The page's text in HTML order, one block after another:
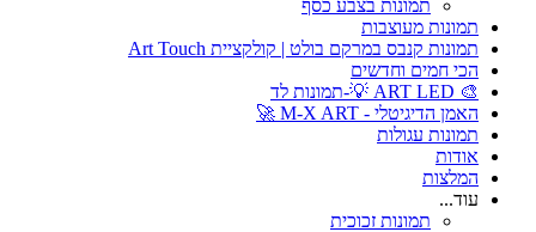
תמונות בצבע כסף
תמונות מעוצבות
תמונות קנבס במרקם בולט | קולקציית Art Touch
הכי חמים וחדשים
🎨 ART LED 💡-תמונות לד
האמן הדיגיטלי - M-X ART 🚀
תמונות עגולות
אודות
המלצות
עוד...
תמונות זכוכית